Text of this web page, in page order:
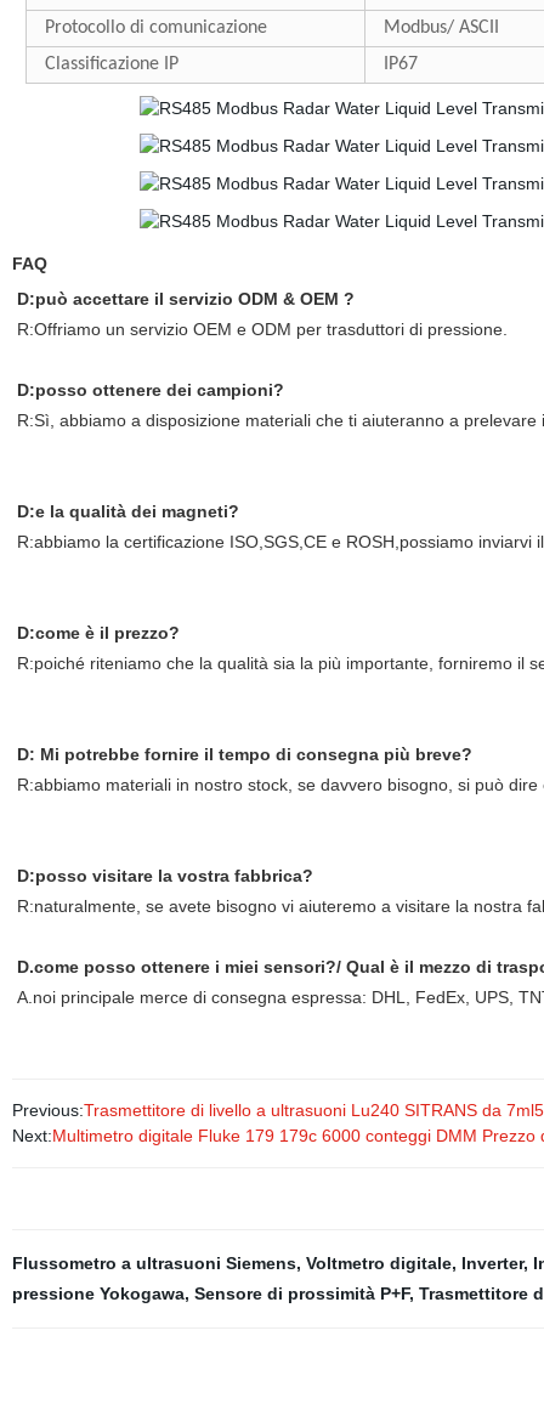
Protocollo di comunicazione
Modbus/ ASCII
Classificazione IP
IP67
FAQ
D:può accettare il servizio ODM & OEM ?
R:Offriamo un servizio OEM e ODM per trasduttori di pressione.
D:posso ottenere dei campioni?
R:Sì, abbiamo a disposizione materiali che ti aiuteranno a
D:e la qualità dei magneti?
R:abbiamo la certificazione ISO,SGS,CE e ROSH,possiamo
D:come è il prezzo?
R:poiché riteniamo che la qualità sia la più importante, forniremo il
D: Mi potrebbe fornire il tempo di consegna più breve?
R:abbiamo materiali in nostro stock, se davvero bisogno, si può
D:posso visitare la vostra fabbrica?
R:naturalmente, se avete bisogno vi aiuteremo a visitare la nostra
D.come posso ottenere i miei sensori?/ Qual è il mezzo di
A.noi principale merce di consegna espressa: DHL, FedEx, UPS,
Previous:Trasmettitore di livello a ultrasuoni Lu240 SITRANS da
Next:Multimetro digitale Fluke 179 179c 6000 conteggi DMM Prezzo
Flussometro a ultrasuoni Siemens, Voltmetro digitale, Inverter,
pressione Yokogawa, Sensore di prossimità P+F, Trasmettitore